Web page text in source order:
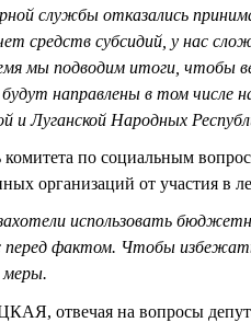
службы отказались
средств субсидий, у нас
мы подводим итоги, чтобы
направлены в том числе
и Луганской Народных
комитета по социальным
организаций от участия в
использовать
перед фактом. Чтобы
меры.
отвечая на вопросы